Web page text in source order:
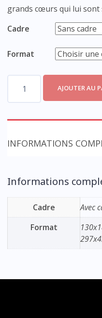
grands cœurs qui lui sont
Cadre
Format
-
disponibles
AJOUTER AU
INFORMATIONS
Informations
Cadre
Avec
Format